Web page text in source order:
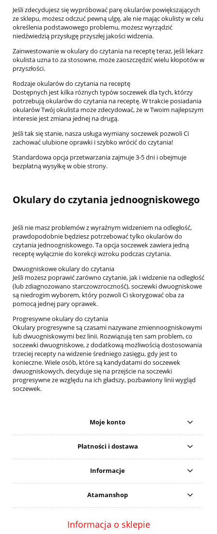
Jeśli zdecydujesz się wypróbować parę okularów powiększających
ze sklepu, możesz odczuć pewną ulgę, ale nie mając okulisty w celu
określenia podstawowego problemu, możesz wyrządzić
niedźwiedzią przysługę przyszłej jakości widzenia.
Zainwestowanie w okulary do czytania na receptę teraz, jeśli lekarz
okulista uzna to za stosowne, może zaoszczędzić wielu kłopotów w
przyszłości.
Rodzaje okularów do czytania na receptę
Dostępnych jest kilka różnych typów soczewek dla tych, którzy
potrzebują okularów do czytania na receptę. W trakcie posiadania
okularów Twój okulista może zdecydować, że w Twoim najlepszym
interesie jest zmiana jednej na drugą.
Jeśli tak się stanie, nasza usługa wymiany soczewek pozwoli Ci
zachować ulubione oprawki i szybko wrócić do czytania!
Standardowa opcja przetwarzania zajmuje 3-5 dni i obejmuje
bezpłatną wysyłkę w obie strony.
Okulary do czytania jednoogniskowego
Jeśli nie masz problemów z wyraźnym widzeniem na odległość,
prawdopodobnie będziesz potrzebować tylko okularów do
czytania jednoogniskowego. Ta opcja soczewek zawiera jedną
receptę wyłącznie do korekcji wzroku podczas czytania.
Dwuogniskowe okulary do czytania
Jeśli możesz poprawić zarówno czytanie, jak i widzenie na odległość
(lub zdiagnozowano starczowzroczność), soczewki dwuogniskowe
są niedrogim wyborem, który pozwoli Ci skorygować oba za
pomocą jednej pary oprawek.
Progresywne okulary do czytania
Okulary progresywne są czasami nazywane zmiennoogniskowymi
lub dwuogniskowymi bez linii. Rozwiązują ten sam problem, co
soczewki dwuogniskowe, z dodatkową możliwością dostosowania
trzeciej recepty na widzenie średniego zasięgu, gdy jest to
konieczne. Wiele osób, które są kandydatami do soczewek
dwuogniskowych, decyduje się na przejście na soczewki
progresywne ze względu na ich gładszy, pozbawiony linii wygląd
soczewek.
Moje konto
Płatności i dostawa
Informacje
Atamanshop
Informacja o sklepie